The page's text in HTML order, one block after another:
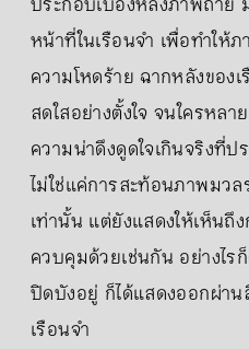
หน้าที่ในเรือนจำ เพื่อทำให้
ความโหดร้าย ฉากหลังขอ
สดใสอย่างตั้งใจ จนใครหล
ความน่าดึงดูดใจเกินจริงที่
ไม่ใช่แค่การสะท้อนภาพมว
เท่านั้น แต่ยังแสดงให้เห็นถึ
ควบคุมด้วยเช่นกัน อย่างไ
ปิดบังอยู่ ก็ได้แสดงออกผ่าน
เรือนจำ